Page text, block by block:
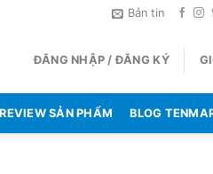
Bản tin
ĐĂNG NHẬP / ĐĂNG KÝ
REVIEW SẢN PHẨM BLOG